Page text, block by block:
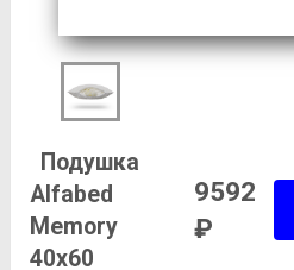
Подушка
Alfabed
Memory
40х60
9592
₽